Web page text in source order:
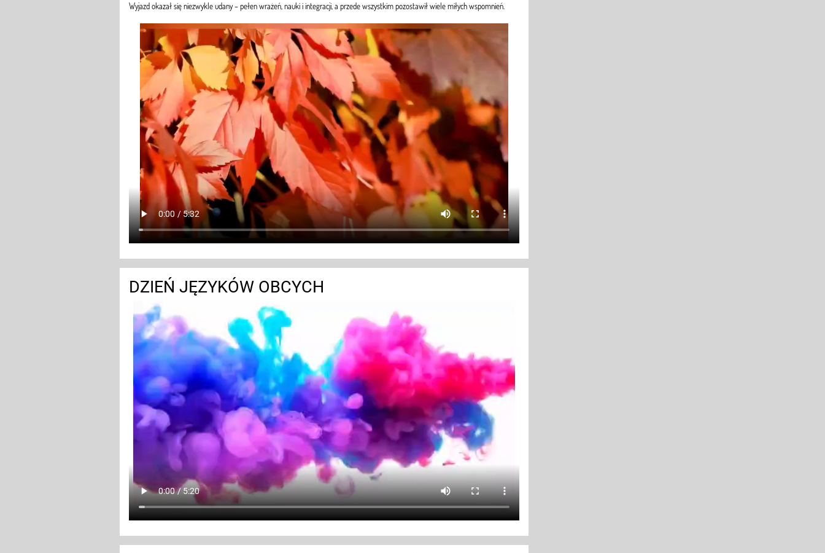
Wyjazd okazał się niezwykle udany – pełen wrażeń, nauki i integracji, a przede wszystkim pozostawił wiele miłych wspomnień.
DZIEŃ JĘZYKÓW OBCYCH